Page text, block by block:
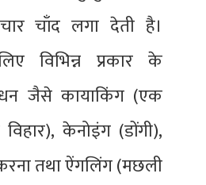
चाँद लगा देती है।
विभिन्न प्रकार के
जैसे कायाकिंग (एक
केनोइंग (डोंगी),
तथा ऐंगलिंग (मछली